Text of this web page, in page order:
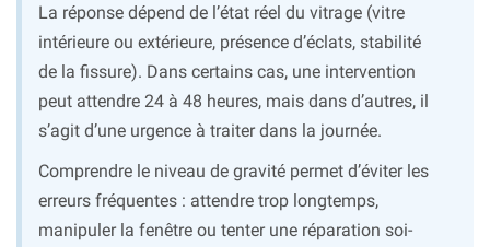
La réponse dépend de l’état réel du vitrage (vitre
intérieure ou extérieure, présence d’éclats, stabilité
de la fissure). Dans certains cas, une intervention
peut attendre 24 à 48 heures, mais dans d’autres, il
s’agit d’une urgence à traiter dans la journée.
Comprendre le niveau de gravité permet d’éviter les
erreurs fréquentes : attendre trop longtemps,
manipuler la fenêtre ou tenter une réparation soi-